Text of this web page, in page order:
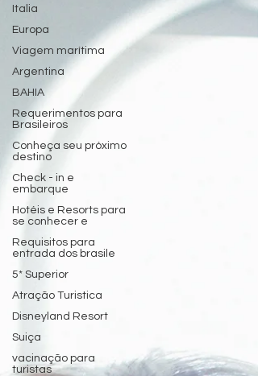
Italia
Europa
Viagem marítima
Argentina
BAHIA
Requerimentos para
Brasileiros
Conheça seu próximo
destino
Check - in e
embarque
Hotéis e Resorts para
se conhecer e
Requisitos para
entrada dos brasile
5* Superior
Atração Turistica
Disneyland Resort
Suiça
vacinação para
turistas